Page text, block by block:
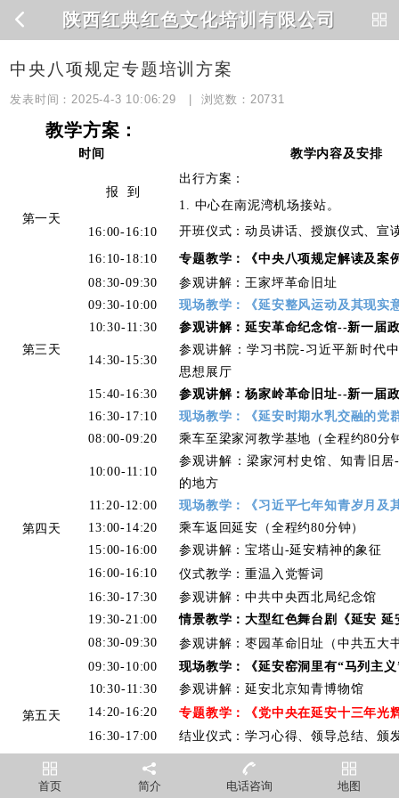
陕西红典红色文化培训有限公司
中央八项规定专题培训方案
发表时间：2025-4-3 10:06:29 | 浏览数： 20731
教学方案：
时间 教学内容及安排
第一天
报 到
出行方案：
1. 中心在南泥湾机场接站。
16:00-16:10
开班仪式：动员讲话、授旗仪式、宣
16:10-18:10 专题教学：《中央八项规定解读及案
第三天
08:30-09:30
参观讲解：王家坪革命旧址
09:30-10:00
现场教学：《延安整风运动及其现实
10:30-11:30
参观讲解：延安革命纪念馆--新一届
14:30-15:30
参观讲解：学习书院-习近平新时代
思想展厅
15:40-16:30
参观讲解：杨家岭革命旧址--新一届
16:30-17:10
现场教学：《延安时期水乳交融的党
第四天
08:00-09:20 乘车至梁家河教学基地（全程约80分
10:00-11:10
参观讲解：梁家河村史馆、知青旧
的地方
11:20-12:00
现场教学：《习近平七年知青岁月及
13:00-14:20
乘车返回延安（全程约80分钟）
15:00-16:00
参观讲解：宝塔山-延安精神的象征
16:00-16:10
仪式教学：重温入党誓词
16:30-17:30
参观讲解：中共中央西北局纪念馆
19:30-21:00
情景教学：大型红色舞台剧《延安 延
第五天
08:30-09:30
参观讲解：枣园革命旧址（中共五大
09:30-10:00
现场教学：《延安窑洞里有“马列主
10:30-11:30
参观讲解：延安北京知青博物馆
14:20-16:20
专题教学：《党中央在延安十三年光
16:30-17:00
结业仪式：学习心得、领导总结、颁
1. 中心派大巴送至南泥湾机场；
首页 简介 电话咨询 地图